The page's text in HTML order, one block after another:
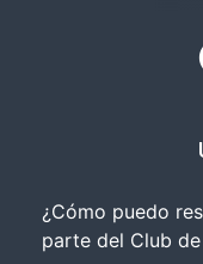
¿Cómo puedo
parte del Club